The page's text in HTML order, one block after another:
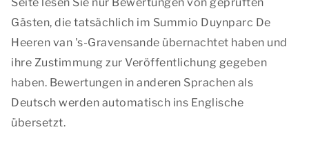
Gästen, die tatsächlich im Summio Duynparc De
Heeren van 's-Gravensande übernachtet haben und
ihre Zustimmung zur Veröffentlichung gegeben
haben. Bewertungen in anderen Sprachen als
Deutsch werden automatisch ins Englische
übersetzt.